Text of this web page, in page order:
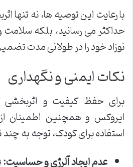
با رعایت این توصیه ها، نه تنها
حداکثر می رسانید، بلکه
نوزاد خود را در طولانی مدت
نکات ایمنی و نگهداری
برای حفظ کیفیت و
ایروکس و همچنین اطمینان
استفاده برای کودک، توجه به
عدم ایجاد آلرژی و حساسیت: